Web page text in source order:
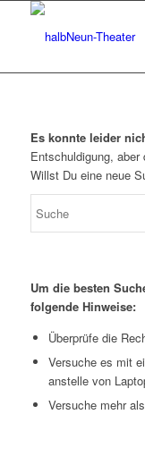
Es konnte leider
Entschuldigung,
Willst Du eine neue
Um die besten
folgende Hinweise:
Überprüfe die
Versuche es mit
anstelle von
Versuche mehr